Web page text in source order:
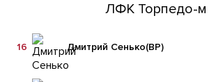
ЛФК Торпедо-м
Дмитрий Сенько(ВР)
16